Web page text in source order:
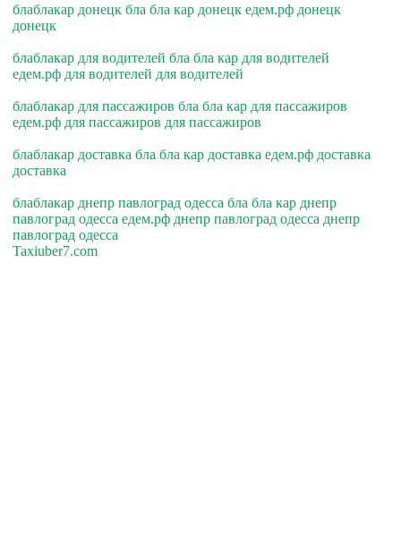
блаблакар донецк бла бла кар донецк едем.рф донецк
донецк
блаблакар для водителей бла бла кар для водителей
едем.рф для водителей для водителей
блаблакар для пассажиров бла бла кар для пассажиров
едем.рф для пассажиров для пассажиров
блаблакар доставка бла бла кар доставка едем.рф доставка
доставка
блаблакар днепр павлоград одесса бла бла кар днепр
павлоград одесса едем.рф днепр павлоград одесса днепр
павлоград одесса
Taxiuber7.com